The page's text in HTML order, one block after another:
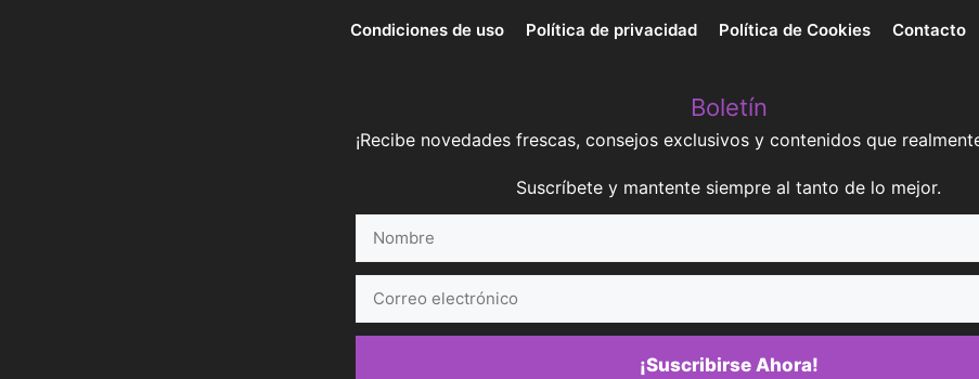
Condiciones de uso Política de privacidad Política de Cookies Contacto
Boletín
¡Recibe novedades frescas, consejos exclusivos y contenidos que
Suscríbete y mantente siempre al tanto de lo mejor.
electrónico
¡Suscribirse Ahora!